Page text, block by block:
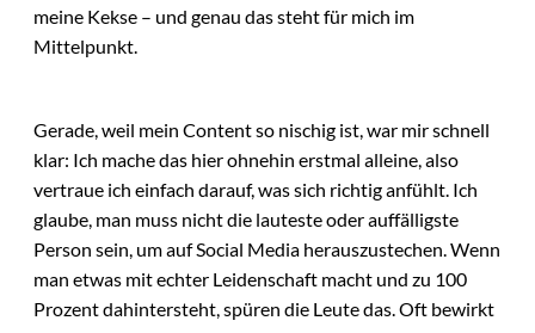
meine Kekse – und genau das steht für mich im
Mittelpunkt.
Gerade, weil mein Content so nischig ist, war mir schnell
klar: Ich mache das hier ohnehin erstmal alleine, also
vertraue ich einfach darauf, was sich richtig anfühlt. Ich
glaube, man muss nicht die lauteste oder auffälligste
Person sein, um auf Social Media herauszustechen. Wenn
man etwas mit echter Leidenschaft macht und zu 100
Prozent dahintersteht, spüren die Leute das. Oft bewirkt